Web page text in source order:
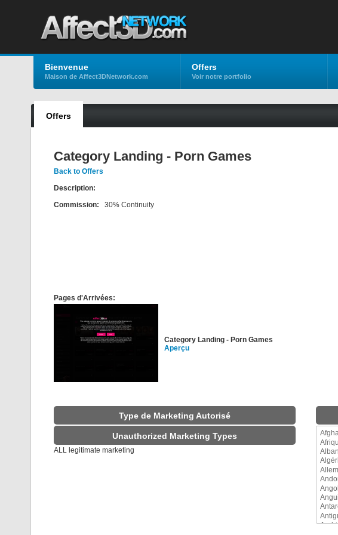
Bienvenue
Maison de Affect3DNetwork.com
Offers
Voir notre portfolio
Offers
Category Landing - Porn Games
Back to Offers
Description:
Commission: 30% Continuity
Pages d'Arrivées:
Category Landing - Porn Games
Aperçu
Type de Marketing Autorisé
Unauthorized Marketing Types
ALL legitimate marketing